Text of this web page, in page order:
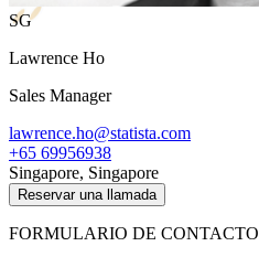
SG
Lawrence Ho
Sales Manager
lawrence.ho@statista.com
+65 69956938
Singapore, Singapore
Reservar una llamada
FORMULARIO DE CONTACTO